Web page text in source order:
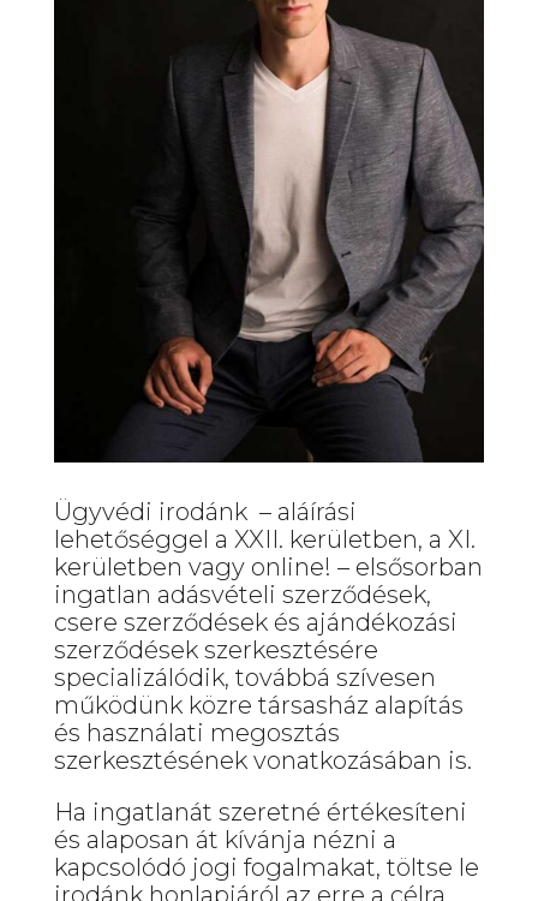
Ügyvédi irodánk – aláírási
lehetőséggel a XXII. kerületben, a XI.
kerületben vagy online! – elsősorban
ingatlan adásvételi szerződések,
csere szerződések és ajándékozási
szerződések szerkesztésére
specializálódik, továbbá szívesen
működünk közre társasház alapítás
és használati megosztás
szerkesztésének vonatkozásában is.
Ha ingatlanát szeretné értékesíteni
és alaposan át kívánja nézni a
kapcsolódó jogi fogalmakat, töltse le
irodánk honlapjáról az erre a célra